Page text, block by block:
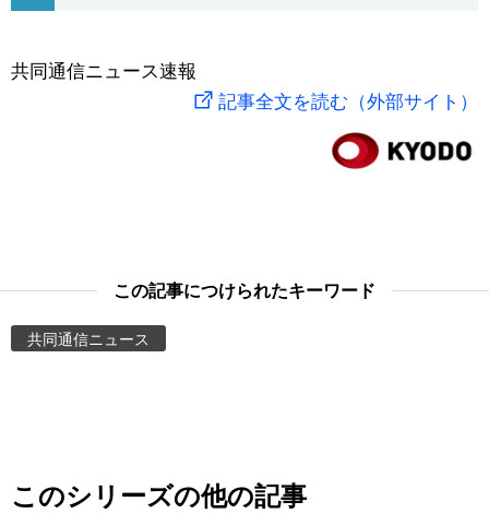
社会
旅と暮らし
東京
科学・技術
暮らし
共同通信ニュース速報
記事全文を読む（外部サイト）
この記事につけられたキーワード
共同通信ニュース
このシリーズの他の記事